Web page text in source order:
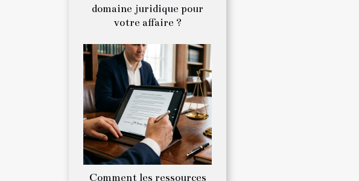
domaine juridique pour
votre affaire ?
Comment les ressources